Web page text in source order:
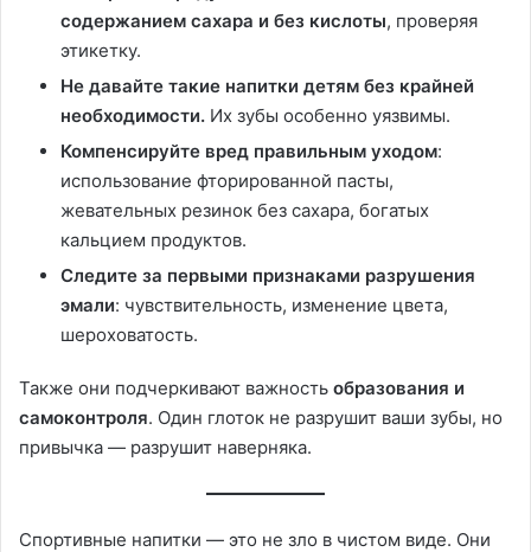
содержанием сахара и без кислоты, проверяя
этикетку.
Не давайте такие напитки детям без крайней
необходимости. Их зубы особенно уязвимы.
Компенсируйте вред правильным уходом:
использование фторированной пасты,
жевательных резинок без сахара, богатых
кальцием продуктов.
Следите за первыми признаками разрушения
эмали: чувствительность, изменение цвета,
шероховатость.
Также они подчеркивают важность образования и
самоконтроля. Один глоток не разрушит ваши зубы, но
привычка — разрушит наверняка.
Спортивные напитки — это не зло в чистом виде. Они